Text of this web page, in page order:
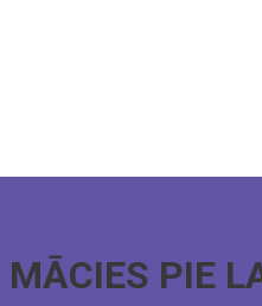
MĀCIES PIE